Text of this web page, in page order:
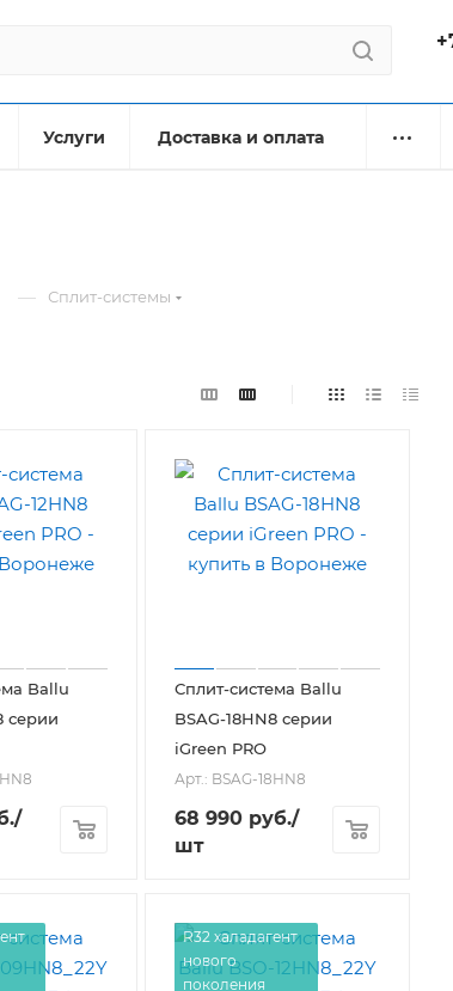
Услуги Доставка и оплата
— Сплит-системы
Ballu
серии
/
Сплит-система Ballu
BSAG-18HN8 серии
iGreen PRO
Арт.: BSAG-18HN8
68 990 руб./
шт
R32 халадагент
нового
поколения